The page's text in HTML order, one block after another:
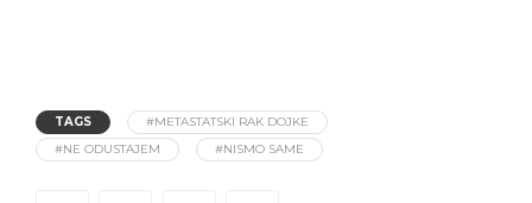
TAGS
#METASTATSKI RAK DOJKE
#NE ODUSTAJEM
#NISMO SAME